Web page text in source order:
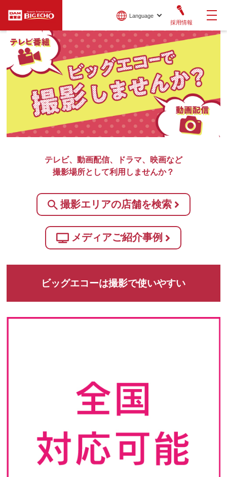
Language
採用情報
テレビ、動画配信、ドラマ、映画など
撮影場所として利用しませんか？
撮影エリアの店舗を検索
メディアご紹介事例
ビッグエコーは撮影で使いやすい